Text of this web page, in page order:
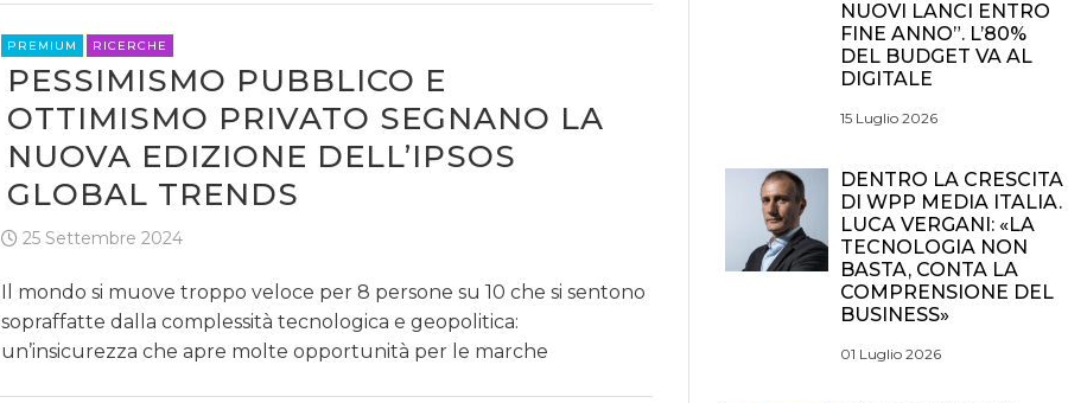
PREMIUM RICERCHE
PESSIMISMO PUBBLICO E
OTTIMISMO PRIVATO SEGNANO LA
NUOVA EDIZIONE DELL’IPSOS
GLOBAL TRENDS
25 Settembre 2024
Il mondo si muove troppo veloce per 8 persone su 10 che si sentono
sopraffatte dalla complessità tecnologica e geopolitica:
un’insicurezza che apre molte opportunità per le marche
NUOVI LANCI ENTRO
FINE ANNO”. L’80%
DEL BUDGET VA AL
DIGITALE
15 Luglio 2026
DENTRO LA CRESCITA
DI WPP MEDIA ITALIA.
LUCA VERGANI: «LA
TECNOLOGIA NON
BASTA, CONTA LA
COMPRENSIONE DEL
BUSINESS»
01 Luglio 2026